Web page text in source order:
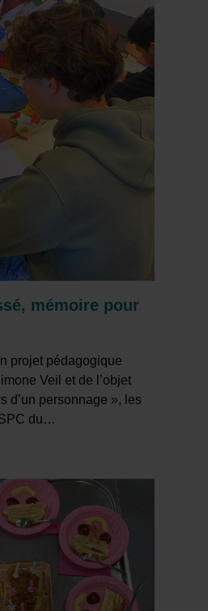
mémoire pour
projet pédagogique
Veil et de l’objet
d’un personnage », les
du…